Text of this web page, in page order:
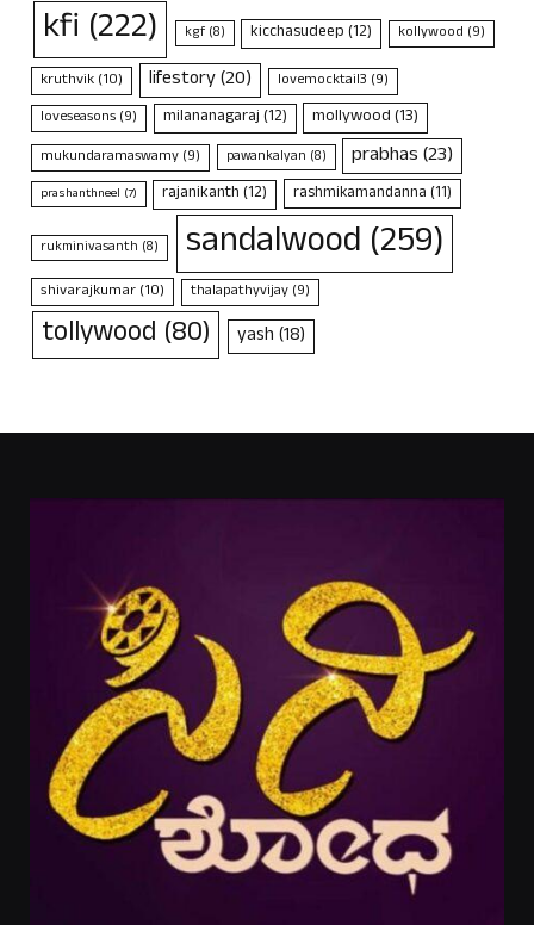
kfi (222) kgf(8) kicchasudeep(12) kollywood (9)
kruthvik(10) lifestory(20) lovemocktail3 (9)
loveseasons (9) milananagaraj(12) mollywood(13)
mukundaramaswamy (9) pawankalyan (8) prabhas(23)
prashanthneel (7) rajanikanth(12) rashmikamandanna(11)
rukminivasanth (8) sandalwood (259)
shivarajkumar(10) thalapathyvijay(9)
tollywood (80) yash(18)